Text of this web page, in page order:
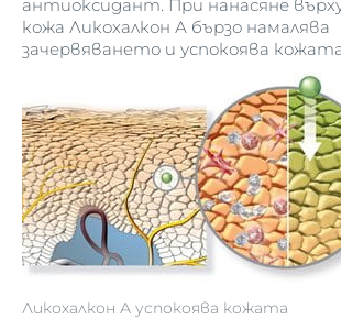
Ликохалкон А успокоява кожата
антиоксидант. При нанасяне
кожа Ликохалкон А бързо намалява
зачервяването и успокоява